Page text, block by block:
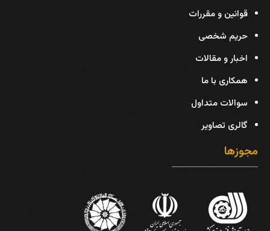
قوانین و مقررات
حریم شخصی
اخبار و مقالات
همکاری با ما
سوالات متداول
گالری تصاویر
مجوزها